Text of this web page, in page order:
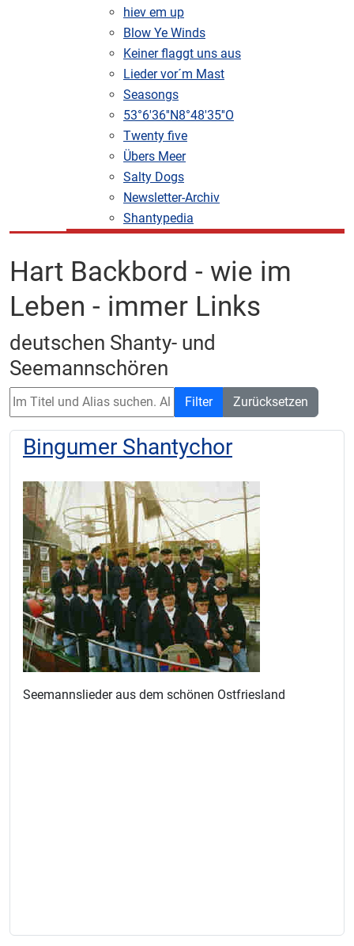
hiev em up
Blow Ye Winds
Keiner flaggt uns aus
Lieder vor´m Mast
Seasongs
53°6'36''N8°48'35''O
Twenty five
Übers Meer
Salty Dogs
Newsletter-Archiv
Shantypedia
Hart Backbord - wie im
Leben - immer Links
deutschen Shanty- und
Seemannschören
Im Titel und Alias suchen. Als Präfix „ID:“ verwenden, um
Filter Zurücksetzen
Bingumer Shantychor
Seemannslieder aus dem schönen Ostfriesland